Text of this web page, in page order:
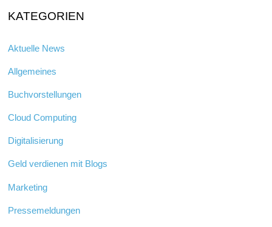
KATEGORIEN
Aktuelle News
Allgemeines
Buchvorstellungen
Cloud Computing
Digitalisierung
Geld verdienen mit Blogs
Marketing
Pressemeldungen